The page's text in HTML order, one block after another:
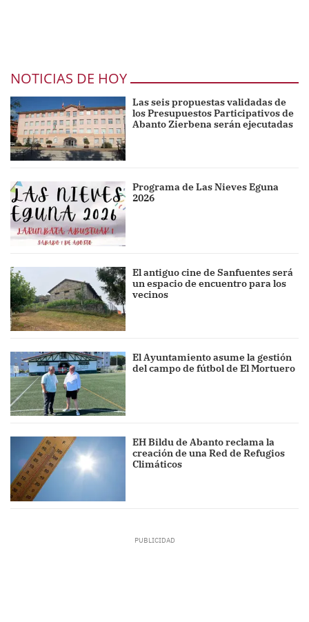
NOTICIAS DE HOY
Las seis propuestas validadas de
los Presupuestos Participativos de
Abanto Zierbena serán ejecutadas
Programa de Las Nieves Eguna
2026
El antiguo cine de Sanfuentes será
un espacio de encuentro para los
vecinos
El Ayuntamiento asume la gestión
del campo de fútbol de El Mortuero
EH Bildu de Abanto reclama la
creación de una Red de Refugios
Climáticos